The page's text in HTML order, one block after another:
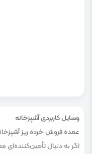
وسایل کاربردی آشپزخانه
عمده فروش خرده ریز
اگر به دنبال تأمین‌کننده‌ای